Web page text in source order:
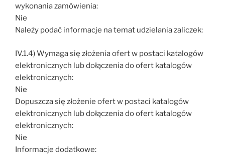
wykonania zamówienia:
Nie
Należy podać informacje na temat udzielania zaliczek:
IV.1.4) Wymaga się złożenia ofert w postaci katalogów
elektronicznych lub dołączenia do ofert katalogów
elektronicznych:
Nie
Dopuszcza się złożenie ofert w postaci katalogów
elektronicznych lub dołączenia do ofert katalogów
elektronicznych:
Nie
Informacje dodatkowe: